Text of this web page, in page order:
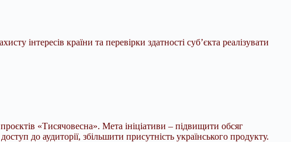
інтересів країни та перевірки здатності суб’єкта реалізувати
«Тисячовесна». Мета ініціативи – підвищити обсяг
до аудиторії, збільшити присутність українського продукту.